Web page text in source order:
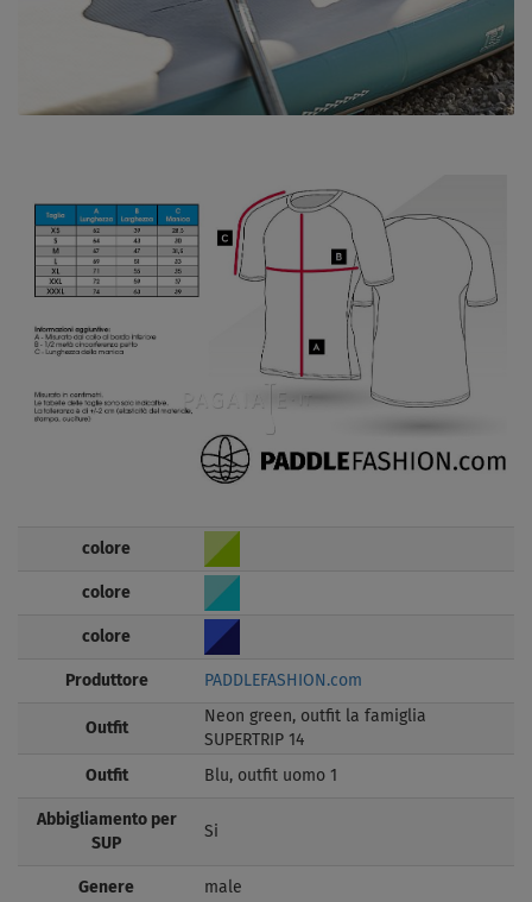
colore
colore
colore
Produttore PADDLEFASHION.com
Outfit
Neon green, outfit la famiglia
SUPERTRIP 14
Outfit Blu, outfit uomo 1
Abbigliamento per
SUP
Si
Genere male